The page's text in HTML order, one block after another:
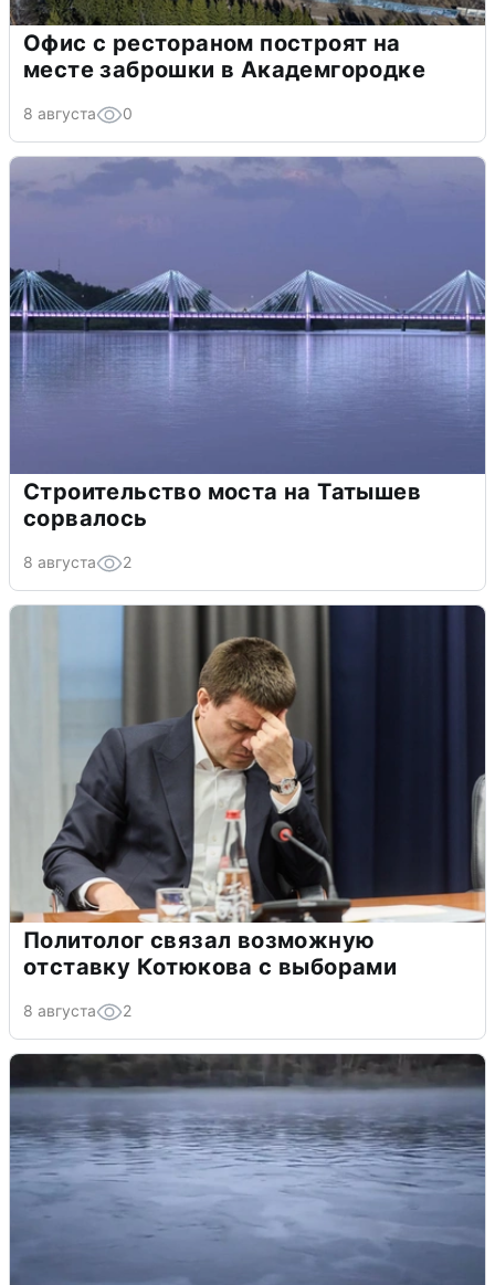
Офис с рестораном построят на
месте заброшки в Академгородке
8 августа 0
Строительство моста на Татышев
сорвалось
8 августа 2
Политолог связал возможную
отставку Котюкова с выборами
8 августа 2